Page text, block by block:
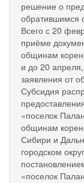
решение о
обратившимся
Всего с 20
приёме
общинам
и до 20
заявления от
Субсидия
«поселок
общинам
Сибири и
городском
«поселок